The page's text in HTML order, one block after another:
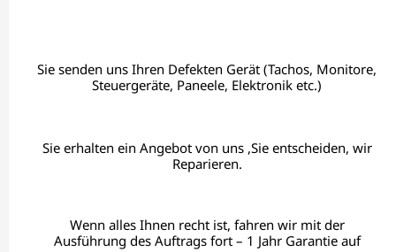
Sie senden uns Ihren Defekten Gerät (Tachos, Monitore,
Steuergeräte, Paneele, Elektronik etc.)
Sie erhalten ein Angebot von uns ,Sie entscheiden, wir
Reparieren.
Wenn alles Ihnen recht ist, fahren wir mit der
Ausführung des Auftrags fort – 1 Jahr Garantie auf